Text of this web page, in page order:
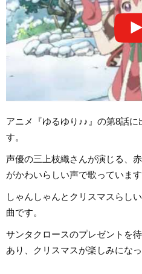
アニメ『ゆるゆり♪♪』の第8話
す。
声優の三上枝織さんが演じる、
がかわいらしい声で歌っています
しゃんしゃんとクリスマスらし
曲です。
サンタクロースのプレゼントを
あり、クリスマスが楽しみにな